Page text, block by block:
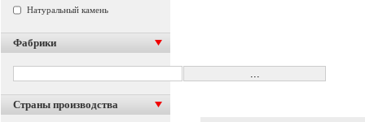
Натуральный камень
Фабрики
Страны производства